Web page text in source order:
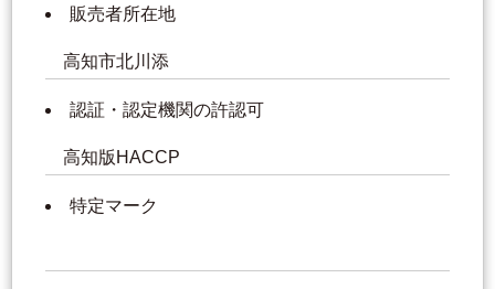
販売者所在地
高知市北川添
認証・認定機関の許認可
高知版HACCP
特定マーク